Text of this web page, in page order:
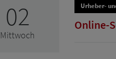
02
Mittwoch
Urheber-
Online-